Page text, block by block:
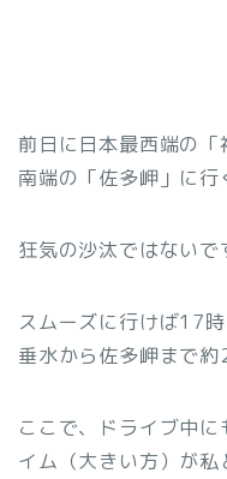
前日に日本最西端の
南端の「佐多岬」に行
狂気の沙汰ではないで
スムーズに行けば17
垂水から佐多岬まで約
ここで、ドライブ中
イム（大きい方）が